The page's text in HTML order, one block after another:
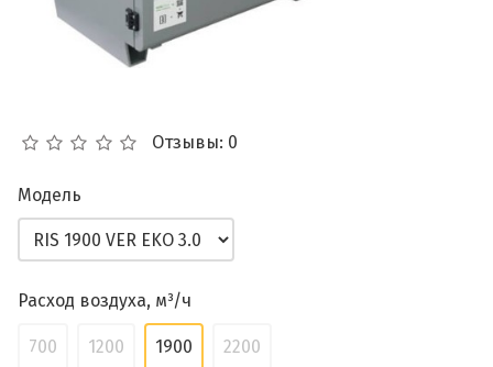
Отзывы: 0
Модель
Расход воздуха, м³/ч
700 1200 1900 2200